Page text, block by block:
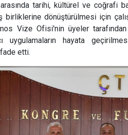
tarihi, kültürel ve coğrafi
birliklerine dönüştürülmesi için
Vize Ofisi'nin üyeler
uygulamaların hayata
etti.